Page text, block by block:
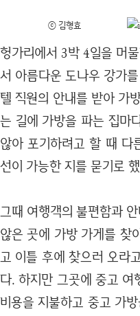
ⓒ 김형효
헝가리에서 3박 4일을 머
서 아름다운 도나우 강가
텔 직원의 안내를 받아 가
는 길에 가방을 파는 집마
않아 포기하려고 할 때 다
선이 가능한 지를 묻기로
그때 여행객의 불편함과
않은 곳에 가방 가게를 찾
고 이틀 후에 찾으러 오라
다. 하지만 그곳에 중고 여
비용을 지불하고 중고 가